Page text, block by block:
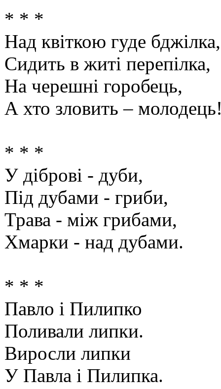
* * *
Над квіткою гуде бджілка,
Сидить в житі перепілка,
На черешні горобець,
А хто зловить –
* * *
У діброві - дуби,
Під дубами - гриби,
Трава - між грибами,
Хмарки - над дубами.
* * *
Павло і Пилипко
Поливали липки.
Виросли липки
У Павла і Пилипка.